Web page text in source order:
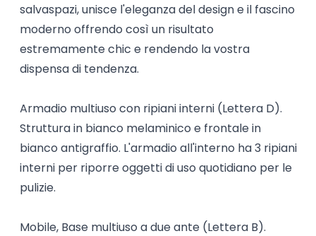
salvaspazi, unisce l'eleganza del design e il fascino
moderno offrendo così un risultato
estremamente chic e rendendo la vostra
dispensa di tendenza.
Armadio multiuso con ripiani interni (Lettera D).
Struttura in bianco melaminico e frontale in
bianco antigraffio. L'armadio all'interno ha 3 ripiani
interni per riporre oggetti di uso quotidiano per le
pulizie.
Mobile, Base multiuso a due ante (Lettera B).